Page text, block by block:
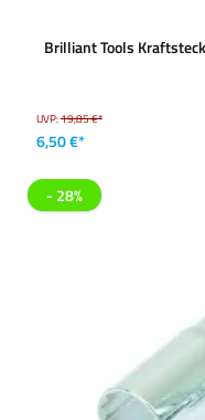
Brilliant Tools
UVP:19,85 €*
6,50 €*
- 28%